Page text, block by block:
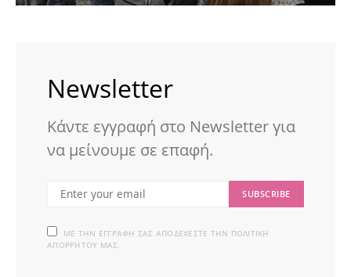
Newsletter
Κάντε εγγραφή στο Newsletter για
να μείνουμε σε επαφή.
SUBSCRIBE
ΜΕ ΤΗΝ ΕΓΓΡΑΦΉ ΣΑΣ ΑΠΟΔΈΧΕΣΤΕ ΤΗΝ ΠΟΛΙΤΙΚΉ
ΑΠΟΡΡΉΤΟΥ ΜΑΣ.